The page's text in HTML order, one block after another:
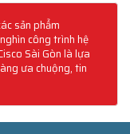
sản phẩm
công trình hệ
Sài Gòn là lựa
ưa chuộng, tin